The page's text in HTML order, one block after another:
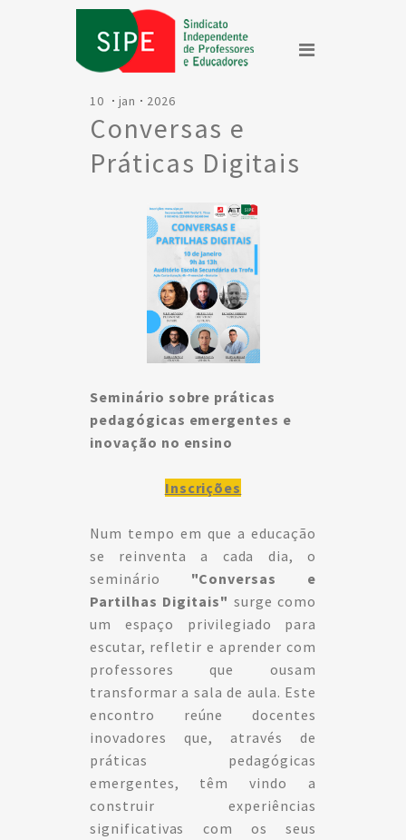
10 jan 2026
Conversas e
Práticas Digitais
Seminário sobre práticas
pedagógicas emergentes e
inovação no ensino
Inscrições
Num tempo em que a educação
se reinventa a cada dia, o
seminário "Conversas e
Partilhas Digitais" surge como
um espaço privilegiado para
escutar, refletir e aprender com
professores que ousam
transformar a sala de aula. Este
encontro reúne docentes
inovadores que, através de
práticas pedagógicas
emergentes, têm vindo a
construir experiências
significativas com os seus